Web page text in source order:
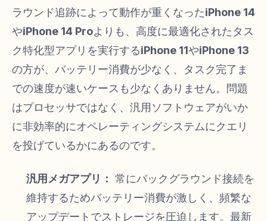
ラウンド追跡によって動作が重くなったiPhone 14
やiPhone 14 Proよりも、高度に最適化されたタス
ク特化型アプリを実行するiPhone 11やiPhone 13
の方が、バッテリー消費が少なく、タスク完了ま
での速度が速いケースも少なくありません。問題
はプロセッサではなく、汎用ソフトウェアがいか
に非効率的にオペレーティングシステムにクエリ
を投げているかにあるのです。
汎用メガアプリ： 常にバックグラウンド接続を
維持するためバッテリー消費が激しく、頻繁な
アップデートでストレージを圧迫します。最新